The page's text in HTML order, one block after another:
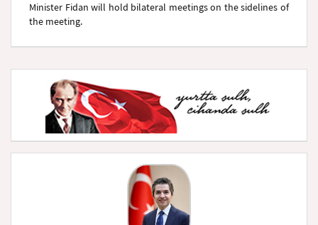
Minister Fidan will hold bilateral meetings on the sidelines of
the meeting.